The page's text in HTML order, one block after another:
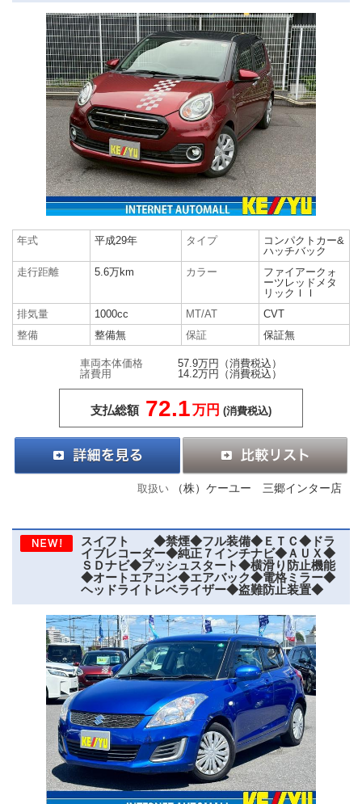
年式 平成29年 タイプ
コンパクトカー&
ハッチバック
走行距離
5.6万km カラー
ファイアークォ
ーツレッドメタ
リックＩＩ
排気量
1000cc MT/AT
CVT
整備
整備無 保証 保証無
車両本体価格 57.9万円
（消費税込）
諸費用
14.2万円 （消費税込）
支払総額 72.1万円 (消費税込)
取扱い （株）ケーユー 三郷インター店
スイフト ◆禁煙◆フル装備◆ＥＴＣ◆ドラ
イブレコーダー◆純正７インチナビ◆ＡＵＸ◆
ＳＤナビ◆プッシュスタート◆横滑り防止機能
◆オートエアコン◆エアバック◆電格ミラー◆
ヘッドライトレベライザー◆盗難防止装置◆